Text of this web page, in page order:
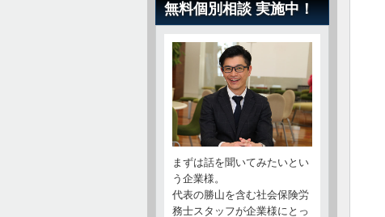
無料個別相談 実施中！
まずは話を聞いてみたいとい
う企業様。
代表の勝山を含む社会保険労
務士スタッフが企業様にとっ